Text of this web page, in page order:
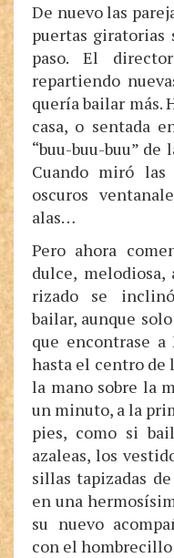
De nuevo las
puertas giratorias
paso. El
repartiendo
quería bailar más.
casa, o sentada
“buu-buu-buu” de
Cuando miró
oscuros
alas…
Pero ahora
dulce,
rizado se
bailar, aunque
que encontrase
hasta el centro
la mano sobre la
un minuto, a la
pies, como si
azaleas, los
sillas tapizadas
en una
su nuevo
con el